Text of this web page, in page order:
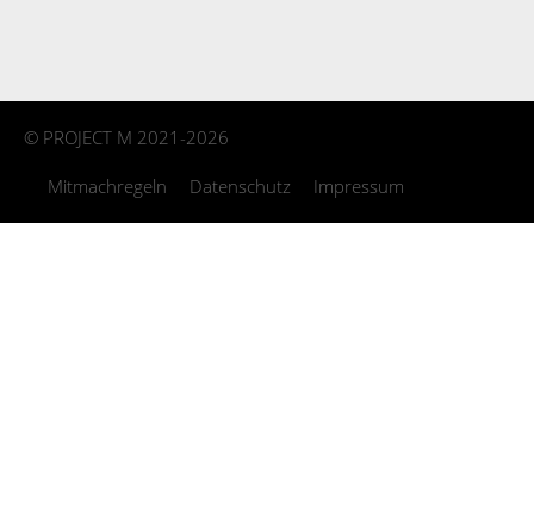
© PROJECT M 2021-2026
Mitmachregeln Datenschutz Impressum